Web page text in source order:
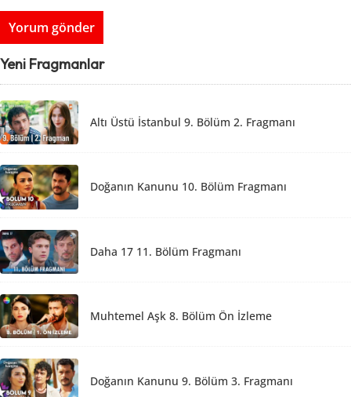
Yeni Fragmanlar
Altı Üstü İstanbul 9. Bölüm 2. Fragmanı
Doğanın Kanunu 10. Bölüm Fragmanı
Daha 17 11. Bölüm Fragmanı
Muhtemel Aşk 8. Bölüm Ön İzleme
Doğanın Kanunu 9. Bölüm 3. Fragmanı